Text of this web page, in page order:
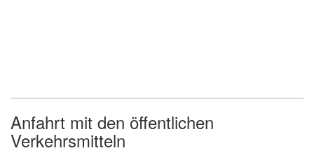
Anfahrt mit den öffentlichen
Verkehrsmitteln